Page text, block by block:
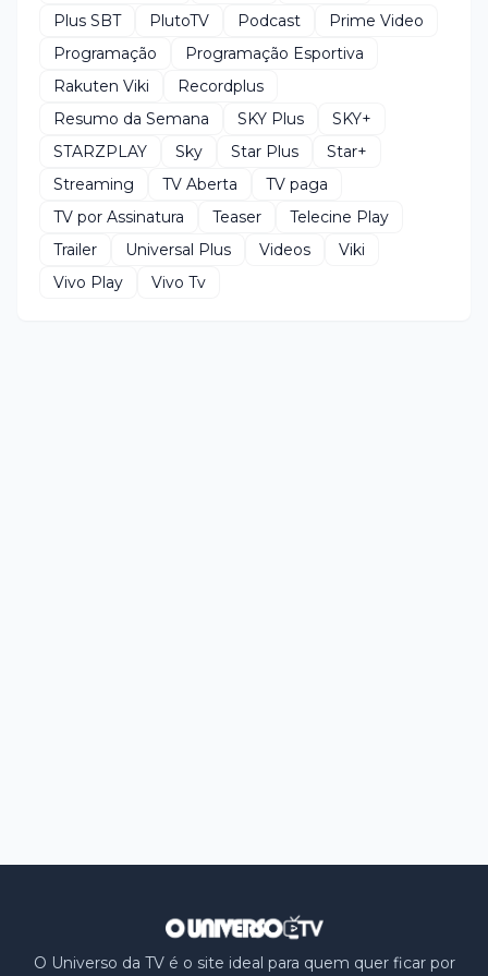
Plus SBT
PlutoTV Podcast
Prime Video
Programação
Programação Esportiva
Rakuten Viki
Recordplus
Resumo da Semana
SKY Plus
SKY+
STARZPLAY
Sky Star Plus
Star+
Streaming
TV Aberta
TV paga
TV por Assinatura
Teaser
Telecine Play
Trailer
Universal Plus Videos
Viki
Vivo Play
Vivo Tv
O Universo da TV é o site ideal para quem quer ficar por